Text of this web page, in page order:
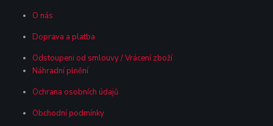
O nás
Doprava a platba
Odstoupeni od smlouvy / Vrácení zboží
Náhradní plnění
Ochrana osobních údajů
Obchodní podmínky